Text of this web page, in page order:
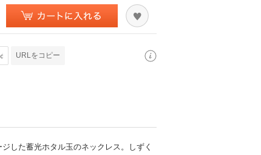
URLをコピー
した蓄光ホタル玉のネックレス。しずく